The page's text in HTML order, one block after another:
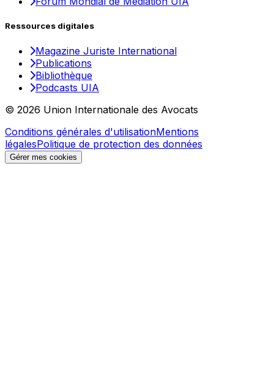
Ressources digitales
Magazine Juriste International
Publications
Bibliothèque
Podcasts UIA
© 2026 Union Internationale des Avocats
Conditions générales d'utilisationMentions
légalesPolitique de protection des données
Gérer mes cookies